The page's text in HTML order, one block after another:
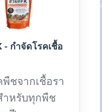
กำจัดโรคเชื้อ
ชจากเชื้อรา
ำหรับทุกพืช